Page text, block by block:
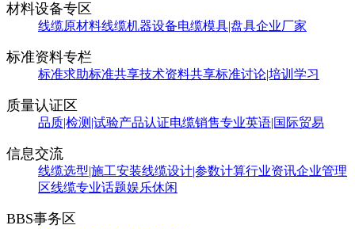
材料设备专区
线缆原材料线缆机器设备电缆模具|盘具企业厂家
标准资料专栏
标准求助标准共享技术资料共享标准讨论|培训学习
质量认证区
品质|检测|试验产品认证电缆销售专业英语|国际贸易
信息交流
线缆选型|施工安装线缆设计|参数计算行业资讯企业管理
区线缆专业话题娱乐休闲
BBS事务区